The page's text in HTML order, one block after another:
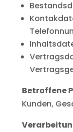
Betroffene
Kunden,